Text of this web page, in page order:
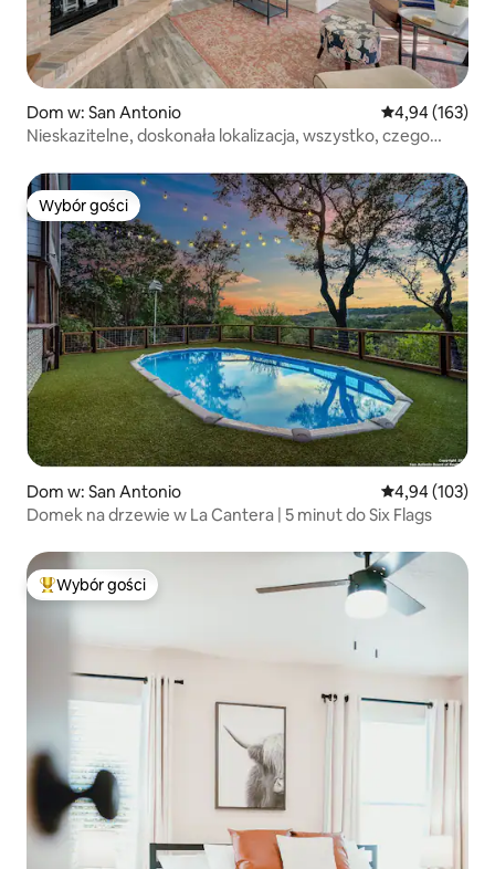
Dom w: San Antonio Średnia
4,94 (163)
Nieskazitelne, doskonała lokalizacja, wszystko, czego
Wybór gości
Wybór gości
Dom w: San Antonio Średnia
4,94 (103)
Domek na drzewie w La Cantera | 5 minut do Six Flags
Najpopularniejsze z kategorii Wybór gości
Wybór gości